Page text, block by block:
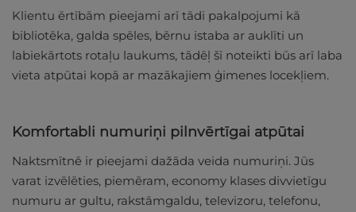
Klientu ērtībām pieejami arī tādi pakalpojumi kā
bibliotēka, galda spēles, bērnu istaba ar auklīti un
labiekārtots rotaļu laukums, tādēļ šī noteikti būs arī laba
vieta atpūtai kopā ar mazākajiem ģimenes locekļiem.
Komfortabli numuriņi pilnvērtīgai atpūtai
Naktsmītnē ir pieejami dažāda veida numuriņi. Jūs
varat izvēlēties, piemēram, economy klases divvietīgu
numuru ar gultu, rakstāmgaldu, televizoru, telefonu,